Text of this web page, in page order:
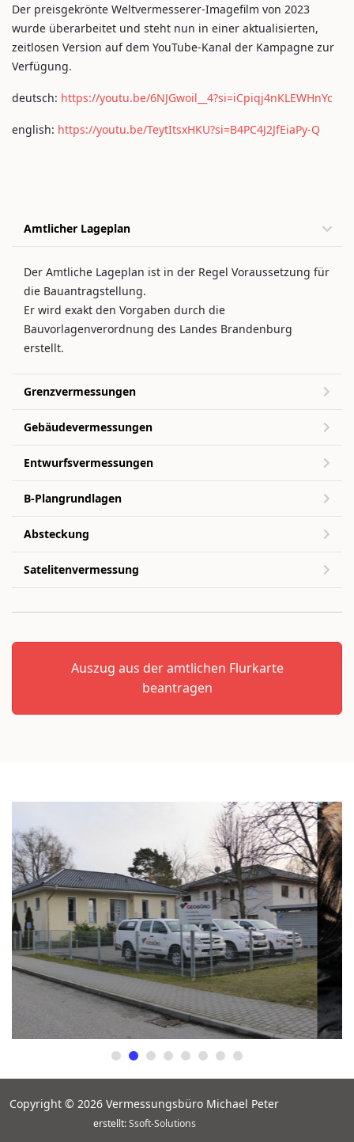
Der preisgekrönte Weltvermesserer-Imagefilm von 2023
wurde überarbeitet und steht nun in einer aktualisierten,
zeitlosen Version auf dem YouTube-Kanal der Kampagne zur
Verfügung.
deutsch: https://youtu.be/6NJGwoil__4?si=iCpiqj4nKLEWHnYc
english: https://youtu.be/TeytItsxHKU?si=B4PC4J2JfEiaPy-Q
Amtlicher Lageplan
Der Amtliche Lageplan ist in der Regel Voraussetzung für
die Bauantragstellung.
Er wird exakt den Vorgaben durch die
Bauvorlagenverordnung des Landes Brandenburg
erstellt.
Grenzvermessungen
Gebäudevermessungen
Entwurfsvermessungen
B-Plangrundlagen
Absteckung
Satelitenvermessung
Auszug aus der amtlichen Flurkarte
beantragen
Copyright © 2026 Vermessungsbüro Michael Peter
erstellt:Ssoft-Solutions